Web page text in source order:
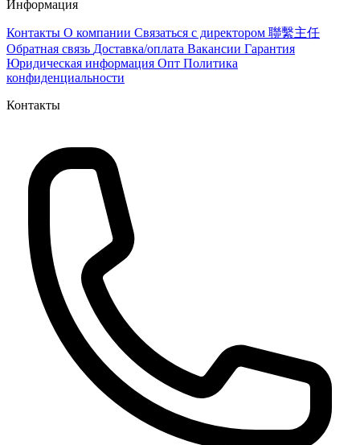
Информация
Контакты О компании Связаться с директором 聯繫主任
Обратная связь Доставка/оплата Вакансии Гарантия
Юридическая информация Опт Политика
конфиденциальности
Контакты